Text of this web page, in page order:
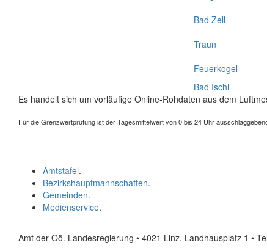
Bad Zell
Traun
Feuerkogel
Bad Ischl
Es handelt sich um vorläufige Online-Rohdaten aus dem
Für die Grenzwertprüfung ist der Tagesmittelwert von 0 bis 24 Uhr
Amtstafel.
Bezirkshauptmannschaften.
Gemeinden.
Medienservice.
Amt der Oö. Landesregierung • 4021 Linz, Landhausplatz 1 •